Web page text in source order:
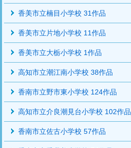
香美市立楠目小学校 31作品
香美市立片地小学校 11作品
香美市立大栃小学校 1作品
高知市立潮江南小学校 38作品
香南市立野市東小学校 124作品
高知市立介良潮見台小学校 102作品
香南市立佐古小学校 57作品